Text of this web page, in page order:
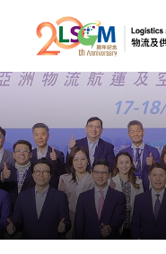
跳到內容